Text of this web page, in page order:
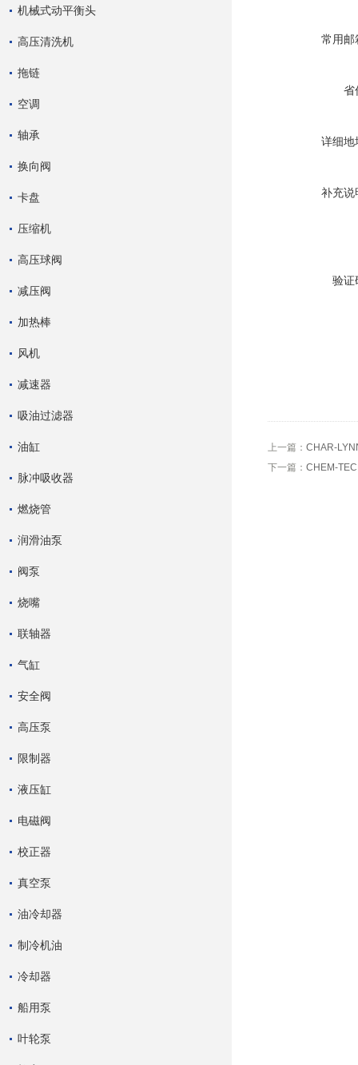
机械式动平衡头
高压清洗机
拖链
空调
轴承
换向阀
卡盘
压缩机
高压球阀
减压阀
加热棒
风机
减速器
吸油过滤器
油缸
脉冲吸收器
燃烧管
润滑油泵
阀泵
烧嘴
联轴器
气缸
安全阀
高压泵
限制器
液压缸
电磁阀
校正器
真空泵
油冷却器
制冷机油
冷却器
船用泵
叶轮泵
常用邮
省
详细地
补充说
验证
上一篇： CHAR-
下一篇： CHEM-